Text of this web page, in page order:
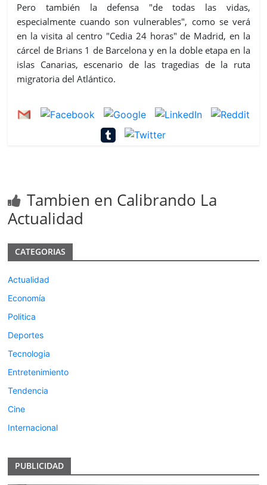
Pero también la defensa "de todas las vidas,
especialmente cuando son vulnerables", como se verá
en la visita al centro "Cedia 24 horas" de Madrid, en la
cárcel de Brians 1 de Barcelona y en la doble etapa en la
islas Canarias, escenario de las tragedias de la ruta
migratoria del Atlántico.
Tambien en Calibrando La
Actualidad
CATEGORIAS
Actualidad
Economía
Politica
Deportes
Tecnologia
Entretenimiento
Tendencia
Cine
Internacional
PUBLICIDAD